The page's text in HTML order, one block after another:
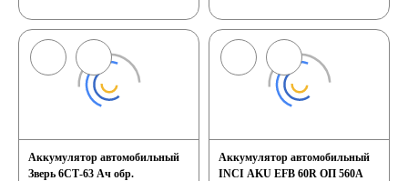
Аккумулятор автомобильный
Зверь 6СТ-63 Ач обр.
Аккумулятор автомобильный
INCI AKU EFB 60R ОП 560A